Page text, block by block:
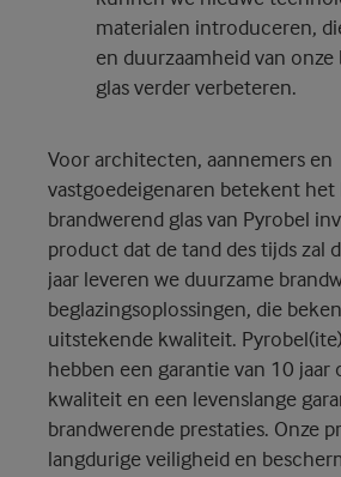
materialen introduceren,
en duurzaamheid van
glas verder verbeteren.
Voor architecten, aannemers en
vastgoedeigenaren betekent het
brandwerend glas van Pyrobel
product dat de tand des tijds zal
jaar leveren we duurzame
beglazingsoplossingen, die
uitstekende kwaliteit.
hebben een garantie van 10 jaar
kwaliteit en een levenslange
brandwerende prestaties. Onze
langdurige veiligheid en